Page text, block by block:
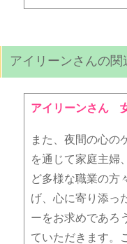
アイリーンさんの関
アイリーンさん
また、夜間の心の
を通じて家庭主婦
ど多様な職業の方
げ、心に寄り添っ
ーをお求めであろ
ていただきます。